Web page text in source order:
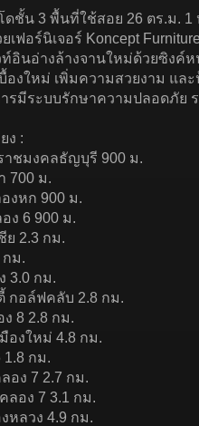
ดชั้น 3 พื้นที่ใช้สอย 26 ตร.ม.
เฟอร์นิเจอร์ Koncept
อินอ่างล้างจานใหม่ด้วยซิงค์
องใหม่ เพิ่มความสวยงาม แ
รมีระบบรักษาความปลอดภัย
ง :
าชมงคลธัญบุรี 900 ม.
700 ม.
งหก 900 ม.
ง 6 900 ม.
ย 2.3 กม.
กม.
3.0 กม.
กอล์ฟคลับ 2.8 กม.
8 2.8 กม.
องใหม่ 4.8 กม.
1.8 กม.
อง 7 2.7 กม.
ลอง 7 3.1 กม.
หลวง 4.9 กม.